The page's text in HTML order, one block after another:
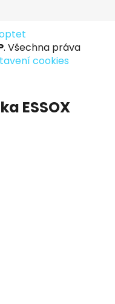
. Všechna práva
cookies
ESSOX